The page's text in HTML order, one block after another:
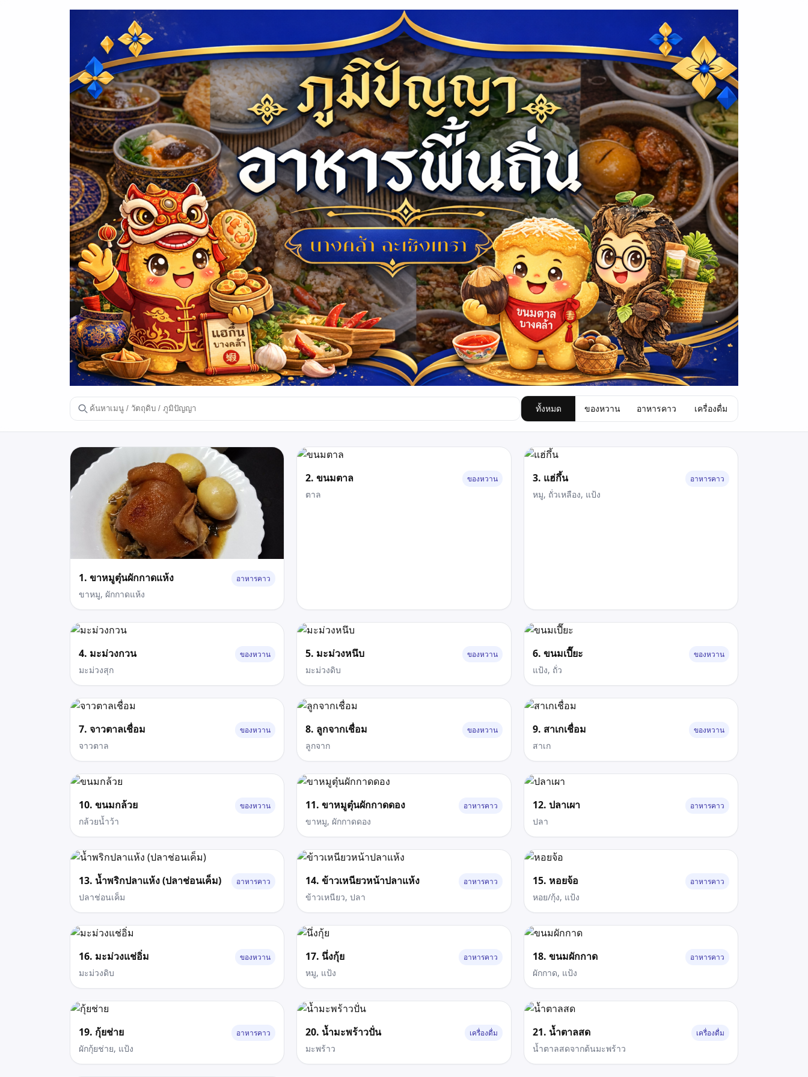
ทั้งหมด ของหวาน อาหารคาว เครื่องดื่ม
1. ขาหมูตุ๋นผักกาดแห้ง
ขาหมู, ผักกาดแห้ง
อาหารคาว
2. ขนมตาล
ตาล
ของหวาน 3. แฮ่กึ้น
หมู, ถั่วเหลือง, แป้ง
อาหารคาว
4. มะม่วงกวน
มะม่วงสุก
ของหวาน 5. มะม่วงหนึบ
มะม่วงดิบ
ของหวาน 6. ขนมเปี๊ยะ
แป้ง, ถั่ว
ของหวาน
7. จาวตาลเชื่อม
จาวตาล
ของหวาน 8. ลูกจากเชื่อม
ลูกจาก
ของหวาน 9. สาเกเชื่อม
สาเก
ของหวาน
10. ขนมกล้วย
กล้วยน้ำว้า
ของหวาน 11. ขาหมูตุ๋นผักกาดดอง
ขาหมู, ผักกาดดอง
อาหารคาว 12. ปลาเผา
ปลา
อาหารคาว
13. น้ำพริกปลาแห้ง (ปลาช่อนเค็ม)
ปลาช่อนเค็ม
อาหารคาว 14. ข้าวเหนียวหน้าปลาแห้ง
ข้าวเหนียว, ปลา
อาหารคาว 15. หอยจ้อ
หอย/กุ้ง, แป้ง
อาหารคาว
16. มะม่วงแช่อิ่ม
มะม่วงดิบ
ของหวาน 17. นึ่งกุ้ย
หมู, แป้ง
อาหารคาว 18. ขนมผักกาด
ผักกาด, แป้ง
อาหารคาว
19. กุ้ยช่าย
ผักกุ้ยช่าย, แป้ง
อาหารคาว 20. น้ำมะพร้าวปั่น
มะพร้าว
เครื่องดื่ม 21. น้ำตาลสด
น้ำตาลสดจากต้นมะพร้าว
เครื่องดื่ม